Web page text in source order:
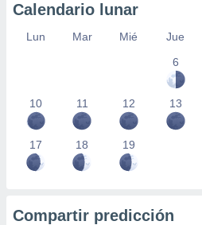
Calendario lunar
Lun Mar Mié Jue
6
10 11 12 13
17 18 19
Compartir predicción